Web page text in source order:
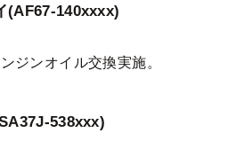
140xxxx)
ジンオイル交換実施。
538xxx)